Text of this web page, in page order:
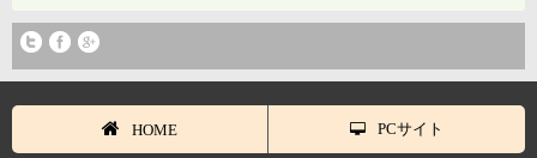
HOME PCサイト